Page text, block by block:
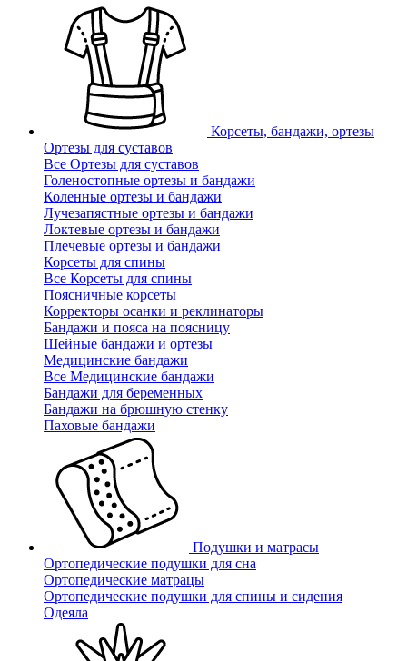
Корсеты, бандажи, ортезы
Ортезы для суставов
Все Ортезы для суставов
Голеностопные ортезы и бандажи
Коленные ортезы и бандажи
Лучезапястные ортезы и бандажи
Локтевые ортезы и бандажи
Плечевые ортезы и бандажи
Корсеты для спины
Все Корсеты для спины
Поясничные корсеты
Корректоры осанки и реклинаторы
Бандажи и пояса на поясницу
Шейные бандажи и ортезы
Медицинские бандажи
Все Медицинские бандажи
Бандажи для беременных
Бандажи на брюшную стенку
Паховые бандажи
Подушки и матрасы
Ортопедические подушки для сна
Ортопедические матрацы
Ортопедические подушки для спины и сидения
Одеяла